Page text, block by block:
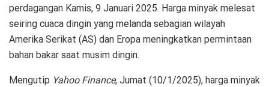
perdagangan Kamis, 9 Januari 2025. Harga minyak melesat
seiring cuaca dingin yang melanda sebagian wilayah
Amerika Serikat (AS) dan Eropa meningkatkan permintaan
bahan bakar saat musim dingin.
Mengutip Yahoo Finance, Jumat (10/1/2025), harga minyak